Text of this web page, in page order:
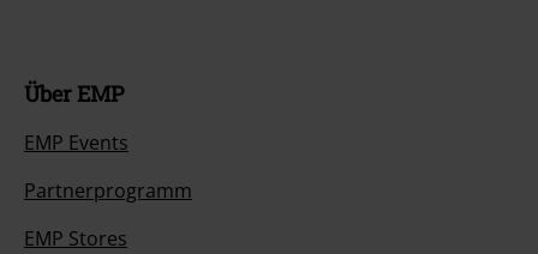
Über EMP
EMP Events
Partnerprogramm
EMP Stores